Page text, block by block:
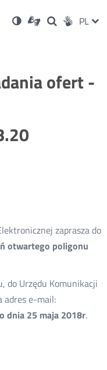
Ustawienia
Wersja
kontrastowa
Dla
niesłyszących
OtwórzOtwórz
w
Otwórz
w
Social PL
ofert -
zaprasza do
otwartego poligonu
do Urzędu Komunikacji
adres e-mail:
dnia 25 maja 2018r.